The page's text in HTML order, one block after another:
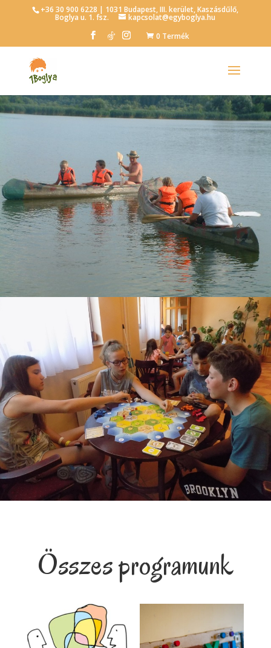
+36 30 900 6228 | 1031 Budapest, III. kerület, Kaszásdűlő,
Boglya u. 1. fsz.
kapcsolat@egyboglya.hu
0 Termék
Összes programunk